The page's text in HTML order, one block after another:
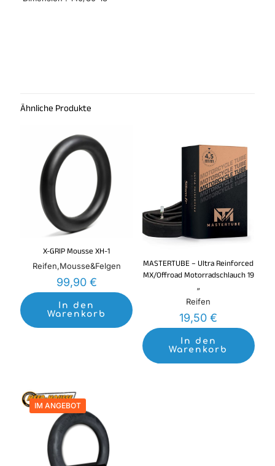
Ähnliche Produkte
X-GRIP Mousse XH-1
Reifen,Mousse&Felgen
99,90 €
In den
Warenkorb
MASTERTUBE – Ultra Reinforced
MX/Offroad Motorradschlauch 19
„
Reifen
19,50€
In den
Warenkorb
IM ANGEBOT